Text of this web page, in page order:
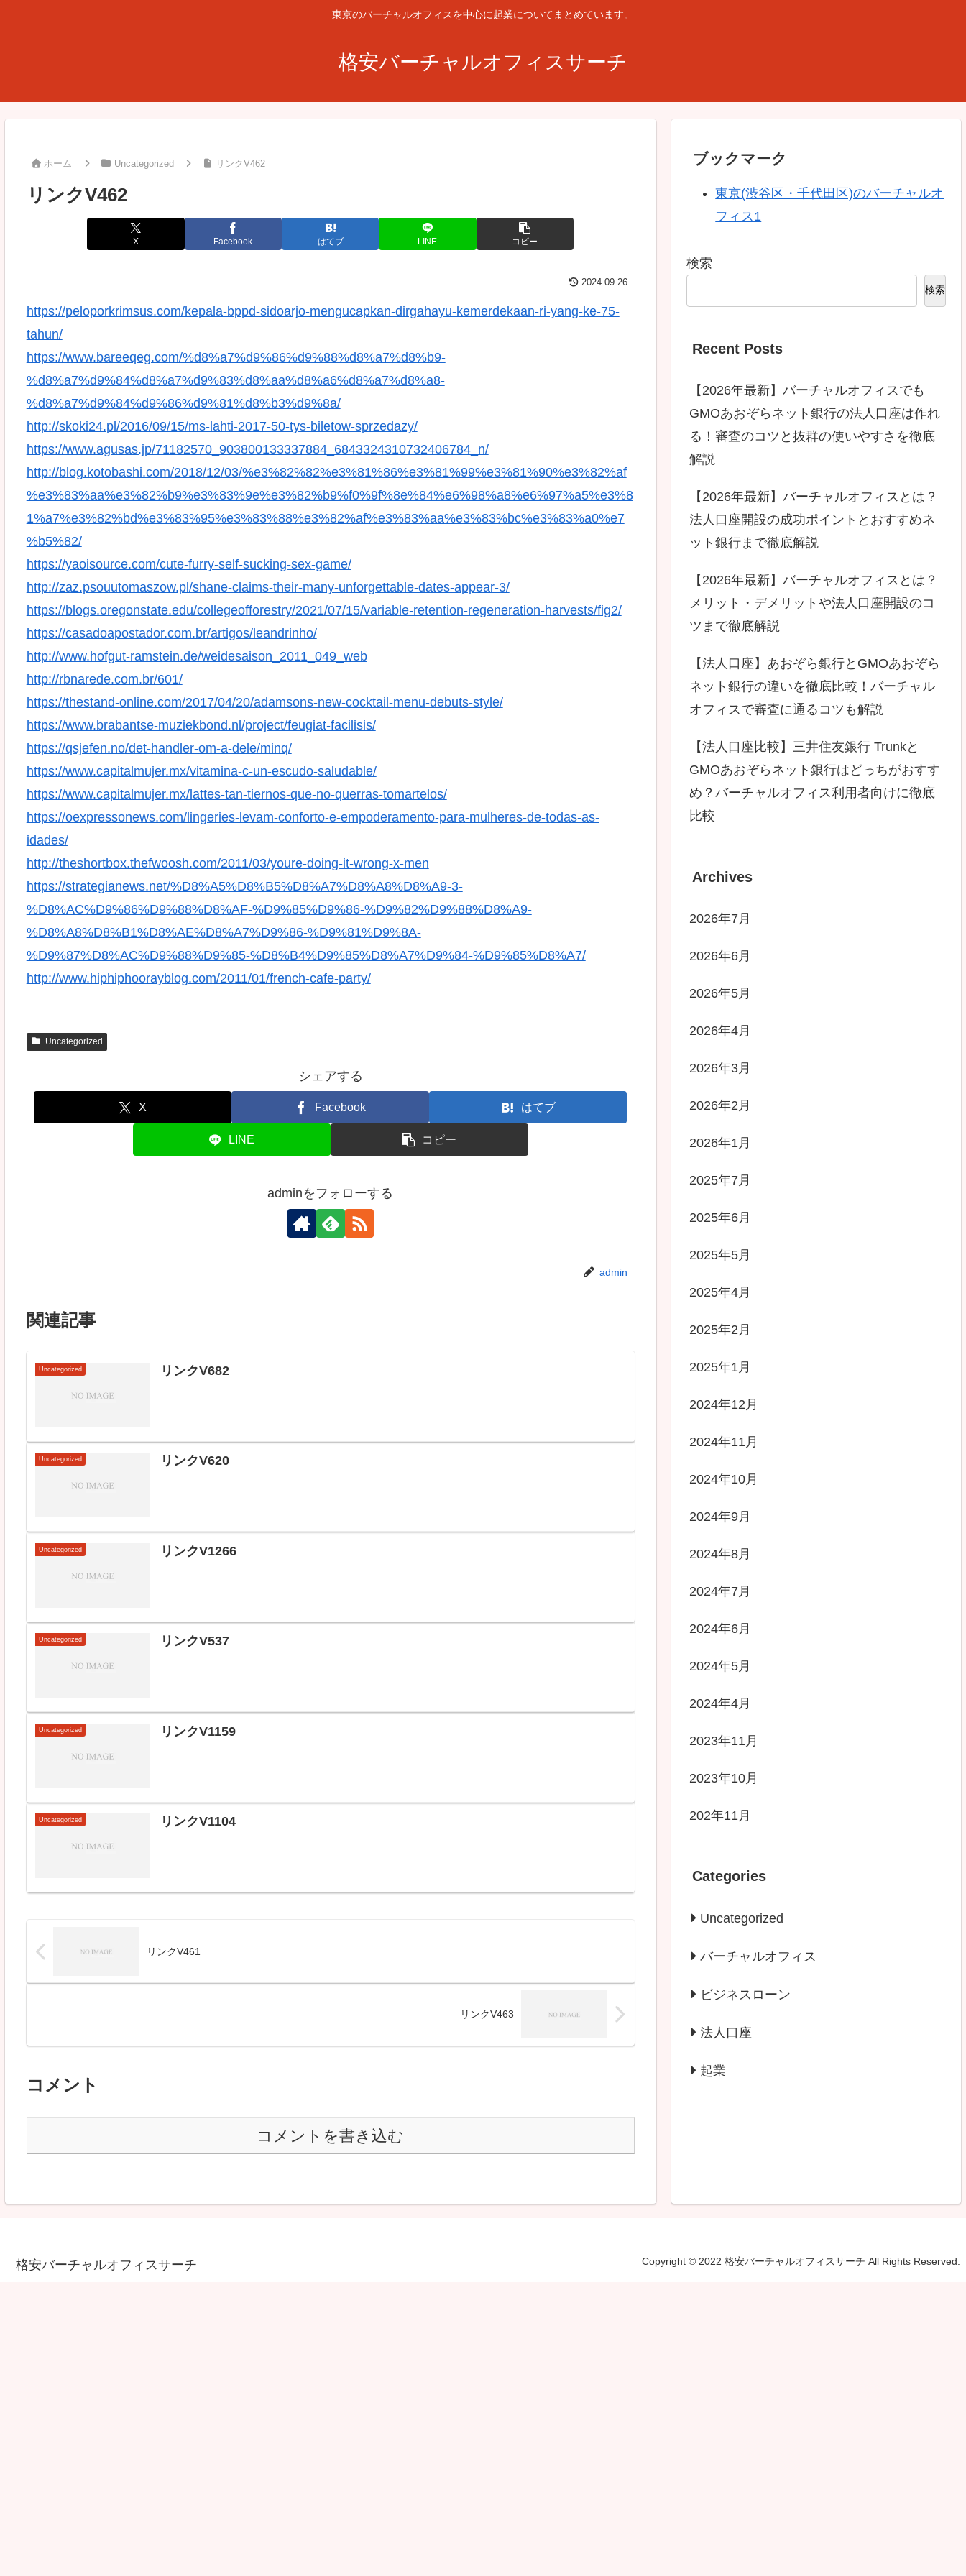
東京のバーチャルオフィスを中心に起業についてまとめています。
格安バーチャルオフィスサーチ
ホーム Uncategorized リンクV462
リンクV462
X Facebook はてブ LINE コピー
2024.09.26
https://peloporkrimsus.com/kepala-bppd-sidoarjo-mengucapkan-dirgahayu-kemerdekaan-ri-yang-ke-75-
tahun/
https://www.bareeqeg.com/%d8%a7%d9%86%d9%88%d8%a7%d8%b9-
%d8%a7%d9%84%d8%a7%d9%83%d8%aa%d8%a6%d8%a7%d8%a8-
%d8%a7%d9%84%d9%86%d9%81%d8%b3%d9%8a/
http://skoki24.pl/2016/09/15/ms-lahti-2017-50-tys-biletow-sprzedazy/
https://www.agusas.jp/71182570_903800133337884_6843324310732406784_n/
http://blog.kotobashi.com/2018/12/03/%e3%82%82%e3%81%86%e3%81%99%e3%81%90%e3%82%af
%e3%83%aa%e3%82%b9%e3%83%9e%e3%82%b9%f0%9f%8e%84%e6%98%a8%e6%97%a5%e3%8
1%a7%e3%82%bd%e3%83%95%e3%83%88%e3%82%af%e3%83%aa%e3%83%bc%e3%83%a0%e7
%b5%82/
https://yaoisource.com/cute-furry-self-sucking-sex-game/
http://zaz.psouutomaszow.pl/shane-claims-their-many-unforgettable-dates-appear-3/
https://blogs.oregonstate.edu/collegeofforestry/2021/07/15/variable-retention-regeneration-harvests/fig2/
https://casadoapostador.com.br/artigos/leandrinho/
http://www.hofgut-ramstein.de/weidesaison_2011_049_web
http://rbnarede.com.br/601/
https://thestand-online.com/2017/04/20/adamsons-new-cocktail-menu-debuts-style/
https://www.brabantse-muziekbond.nl/project/feugiat-facilisis/
https://qsjefen.no/det-handler-om-a-dele/minq/
https://www.capitalmujer.mx/vitamina-c-un-escudo-saludable/
https://www.capitalmujer.mx/lattes-tan-tiernos-que-no-querras-tomartelos/
https://oexpressonews.com/lingeries-levam-conforto-e-empoderamento-para-mulheres-de-todas-as-
idades/
http://theshortbox.thefwoosh.com/2011/03/youre-doing-it-wrong-x-men
https://strategianews.net/%D8%A5%D8%B5%D8%A7%D8%A8%D8%A9-3-
%D8%AC%D9%86%D9%88%D8%AF-%D9%85%D9%86-%D9%82%D9%88%D8%A9-
%D8%A8%D8%B1%D8%AE%D8%A7%D9%86-%D9%81%D9%8A-
%D9%87%D8%AC%D9%88%D9%85-%D8%B4%D9%85%D8%A7%D9%84-%D9%85%D8%A7/
http://www.hiphiphoorayblog.com/2011/01/french-cafe-party/
Uncategorized
シェアする
X Facebook はてブ
LINE コピー
adminをフォローする
admin
関連記事
Uncategorized リンクV682
Uncategorized リンクV620
Uncategorized リンクV1266
Uncategorized リンクV537
Uncategorized リンクV1159
Uncategorized リンクV1104
リンクV461
リンクV463
コメント
コメントを書き込む
ブックマーク
東京(渋谷区・千代田区)のバーチャルオ
フィス1
検索
検索
Recent Posts
【2026年最新】バーチャルオフィスでも
GMOあおぞらネット銀行の法人口座は作れ
る！審査のコツと抜群の使いやすさを徹底
解説
【2026年最新】バーチャルオフィスとは？
法人口座開設の成功ポイントとおすすめネ
ット銀行まで徹底解説
【2026年最新】バーチャルオフィスとは？
メリット・デメリットや法人口座開設のコ
ツまで徹底解説
【法人口座】あおぞら銀行とGMOあおぞら
ネット銀行の違いを徹底比較！バーチャル
オフィスで審査に通るコツも解説
【法人口座比較】三井住友銀行 Trunkと
GMOあおぞらネット銀行はどっちがおすす
め？バーチャルオフィス利用者向けに徹底
比較
Archives
2026年7月
2026年6月
2026年5月
2026年4月
2026年3月
2026年2月
2026年1月
2025年7月
2025年6月
2025年5月
2025年4月
2025年2月
2025年1月
2024年12月
2024年11月
2024年10月
2024年9月
2024年8月
2024年7月
2024年6月
2024年5月
2024年4月
2023年11月
2023年10月
202年11月
Categories
Uncategorized
バーチャルオフィス
ビジネスローン
法人口座
起業
格安バーチャルオフィスサーチ Copyright © 2022 格安バーチャルオフィスサーチ All Rights Reserved.